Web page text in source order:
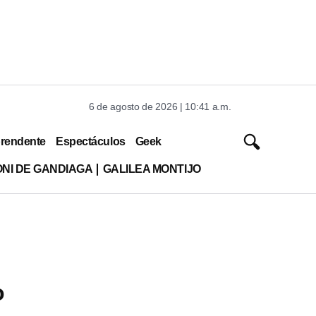
6 de agosto de 2026 | 10:41 a.m.
Espectáculos Geek
DE GANDIAGA GALILEA MONTIJO